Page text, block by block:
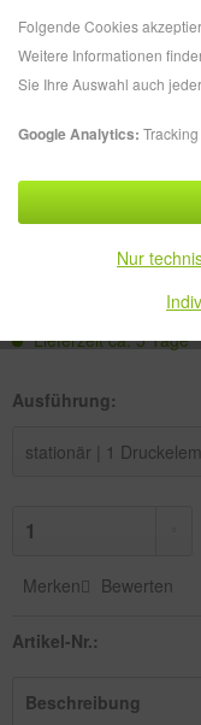
1.139,49 € *
zzgl.
Versandkostenfreie
Lieferzeit ca. 5 Tage
Ausführung:
Merken Bewerten
Artikel-Nr.:
Beschreibung
Folgende Cookies
Weitere Informationen
Sie Ihre Auswahl auch
Google Analytics:
Nur